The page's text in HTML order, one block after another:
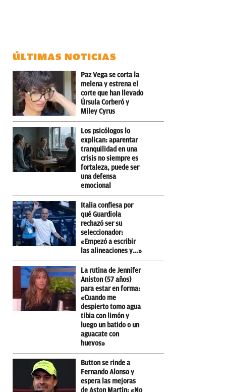
ÚLTIMAS NOTICIAS
Paz Vega se corta la
melena y estrena el
corte que han llevado
Úrsula Corberó y
Miley Cyrus
Los psicólogos lo
explican: aparentar
tranquilidad en una
crisis no siempre es
fortaleza, puede ser
una defensa
emocional
Italia confiesa por
qué Guardiola
rechazó ser su
seleccionador:
«Empezó a escribir
las alineaciones y…»
La rutina de Jennifer
Aniston (57 años)
para estar en forma:
«Cuando me
despierto tomo agua
tibia con limón y
luego un batido o un
aguacate con
huevos»
Button se rinde a
Fernando Alonso y
espera las mejoras
de Aston Martin: «No